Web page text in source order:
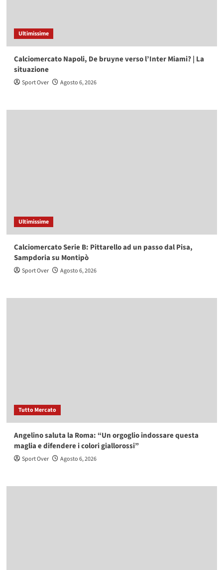
Ultimissime
Calciomercato Napoli, De bruyne verso l’Inter Miami? | La
situazione
Sport Over Agosto 6, 2026
Ultimissime
Calciomercato Serie B: Pittarello ad un passo dal Pisa,
Sampdoria su Montipò
Sport Over Agosto 6, 2026
Tutto Mercato
Angelino saluta la Roma: “Un orgoglio indossare questa
maglia e difendere i colori giallorossi”
Sport Over Agosto 6, 2026